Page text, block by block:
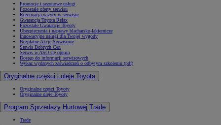
Promocje i sezonowe usługi
Pozostałe oferty serwisu
Rezerwacja wizyty w serwisie
Gwarancja Toyota Relax
Pozostałe Gwarancje Toyoty
Ubezpieczenia i naprawy blacharsko-lakiernicze
Innowacyjne usługi dla Twojej wygody
Bezpłatne Akcje Serwisowe
Serwis Dobrych Cen
Serwis w ASO się opłaca
Dostęp do informacji serwisowych
Wykaz wydanych zaświadczeń o odbytym szkoleniu (pdf)
Oryginalne części i oleje Toyota
Oryginalne części Toyoty
Oryginalne oleje Toyoty
Program Sprzedaży Hurtowej Trade
Trade